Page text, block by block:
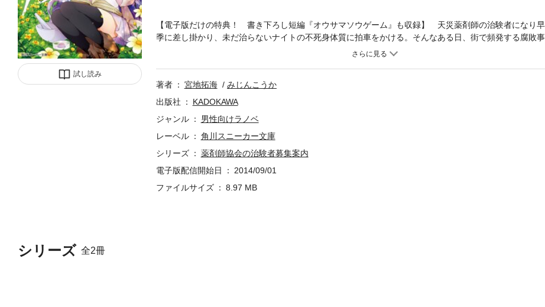
試し読み
シリーズ 全2冊
【電子版だけの特典！ 書き下ろし短編『オウサマソウゲーム』も収録】 天災薬剤師の治験者になり
季に差し掛かり、未だ治らないナイトの不死身体質に拍車をかける。そんなある日、街で頻発する腐敗事
カル・ギルドが調査に訪れ、薬剤師協会は閉鎖の危機に陥り!?
著者 宮地拓海
みじんこうか
出版社
KADOKAWA
ジャンル
男性向けラノベ
レーベル
角川スニーカー文庫
シリーズ
薬剤師協会の治験者募集案内
電子版配信開始日
2014/09/01
ファイルサイズ
8.97 MB